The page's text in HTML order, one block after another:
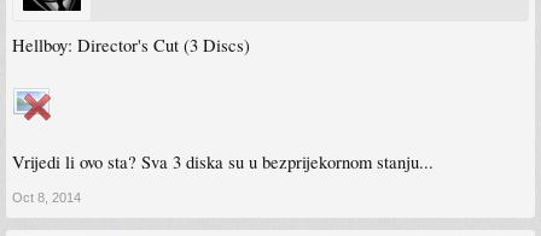
Hellboy: Director's Cut (3 Discs)
Vrijedi li ovo sta? Sva 3 diska su u bezprijekornom stanju...
Oct 8, 2014